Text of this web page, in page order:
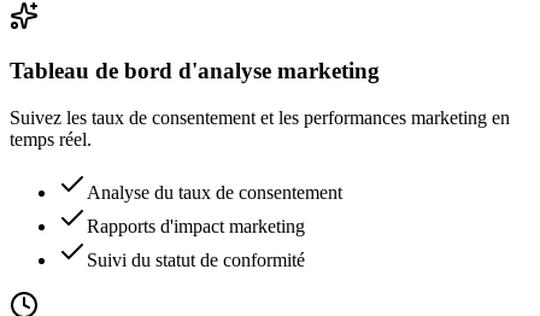
Tableau de bord d'analyse marketing
Suivez les taux de consentement et les performances marketing en
temps réel.
Analyse du taux de consentement
Rapports d'impact marketing
Suivi du statut de conformité